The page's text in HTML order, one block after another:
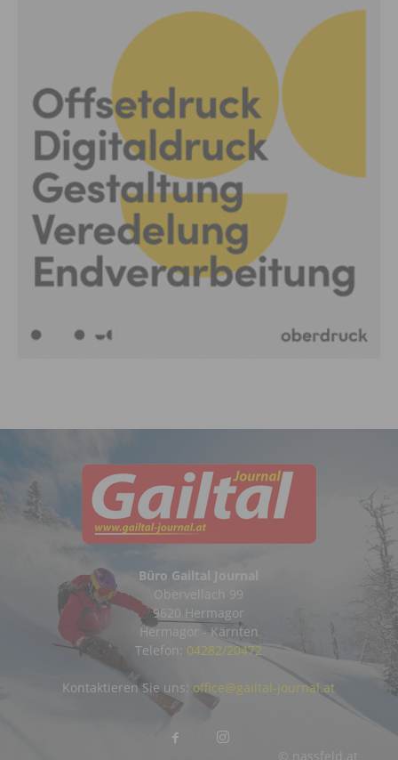
Büro Gailtal Journal
Obervellach 99
9620 Hermagor
Hermagor - Kärnten
Telefon: 04282/20472
© nassfeld.at
Kontaktieren Sie uns: office@gailtal-journal.at